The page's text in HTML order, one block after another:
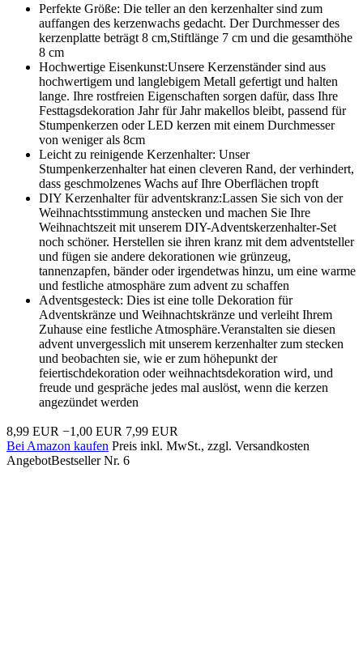
Perfekte Größe: Die teller an den kerzenhalter sind zum
auffangen des kerzenwachs gedacht. Der Durchmesser des
kerzenplatte beträgt 8 cm,Stiftlänge 7 cm und die gesamthöhe
8 cm
Hochwertige Eisenkunst:Unsere Kerzenständer sind aus
hochwertigem und langlebigem Metall gefertigt und halten
lange. Ihre rostfreien Eigenschaften sorgen dafür, dass Ihre
Festtagsdekoration Jahr für Jahr makellos bleibt, passend für
Stumpenkerzen oder LED kerzen mit einem Durchmesser
von weniger als 8cm
Leicht zu reinigende Kerzenhalter: Unser
Stumpenkerzenhalter hat einen cleveren Rand, der verhindert,
dass geschmolzenes Wachs auf Ihre Oberflächen tropft
DIY Kerzenhalter für adventskranz:Lassen Sie sich von der
Weihnachtsstimmung anstecken und machen Sie Ihre
Weihnachtszeit mit unserem DIY-Adventskerzenhalter-Set
noch schöner. Herstellen sie ihren kranz mit dem adventsteller
und fügen sie andere dekorationen wie grünzeug,
tannenzapfen, bänder oder irgendetwas hinzu, um eine warme
und festliche atmosphäre zum advent zu schaffen
Adventsgesteck: Dies ist eine tolle Dekoration für
Adventskränze und Weihnachtskränze und verleiht Ihrem
Zuhause eine festliche Atmosphäre.Veranstalten sie diesen
advent unvergesslich mit unserem kerzenhalter zum stecken
und beobachten sie, wie er zum höhepunkt der
feiertischdekoration oder weihnachtsdekoration wird, und
freude und gespräche jedes mal auslöst, wenn die kerzen
angezündet werden
8,99 EUR −1,00 EUR 7,99 EUR
Bei Amazon kaufen Preis inkl. MwSt., zzgl. Versandkosten
AngebotBestseller Nr. 6